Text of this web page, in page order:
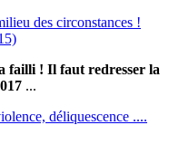
des circonstances !
! Il faut redresser la
...
déliquescence ....